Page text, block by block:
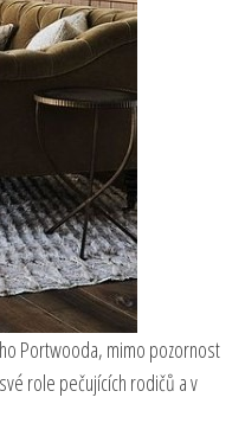
Portwooda, mimo pozornost
role pečujících rodičů a v